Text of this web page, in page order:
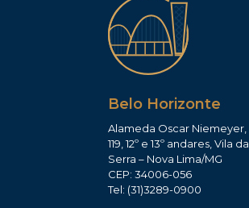
Belo Horizonte
Alameda Oscar Niemeyer,
119, 12º e 13º andares, Vila da
Serra – Nova Lima/MG
CEP: 34006-056
Tel: (31)3289-0900